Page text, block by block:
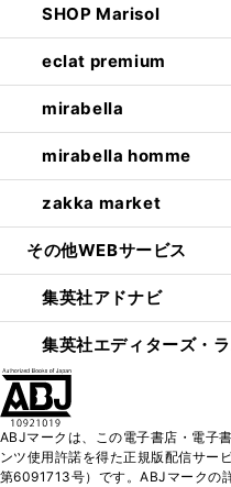
SHOP Marisol
eclat premium
mirabella
mirabella homme
zakka market
その他WEBサービス
集英社アドナビ
集英社エディターズ・
ABJマークは、この電子書店・電子
ンツ使用許諾を得た正規版配信サー
第6091713号）です。ABJマークの